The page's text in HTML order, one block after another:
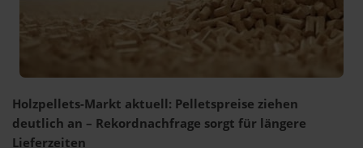
Holzpellets-Markt aktuell: Pelletspreise ziehen
deutlich an – Rekordnachfrage sorgt für längere
Lieferzeiten